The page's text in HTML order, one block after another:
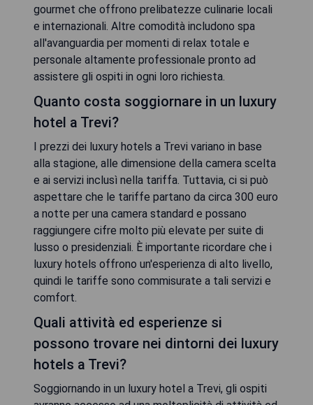
gourmet che offrono prelibatezze culinarie locali
e internazionali. Altre comodità includono spa
all'avanguardia per momenti di relax totale e
personale altamente professionale pronto ad
assistere gli ospiti in ogni loro richiesta.
Quanto costa soggiornare in un luxury
hotel a Trevi?
I prezzi dei luxury hotels a Trevi variano in base
alla stagione, alle dimensione della camera scelta
e ai servizi inclusì nella tariffa. Tuttavia, ci si può
aspettare che le tariffe partano da circa 300 euro
a notte per una camera standard e possano
raggiungere cifre molto più elevate per suite di
lusso o presidenziali. È importante ricordare che i
luxury hotels offrono un'esperienza di alto livello,
quindi le tariffe sono commisurate a tali servizi e
comfort.
Quali attività ed esperienze si
possono trovare nei dintorni dei luxury
hotels a Trevi?
Soggiornando in un luxury hotel a Trevi, gli ospiti